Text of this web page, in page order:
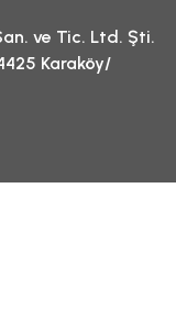
ve Tic. Ltd. Şti.
Karaköy/